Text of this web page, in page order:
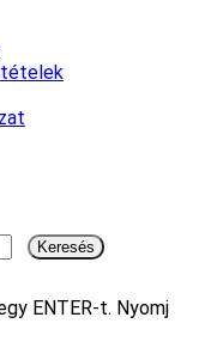
ENTER-t. Nyomj